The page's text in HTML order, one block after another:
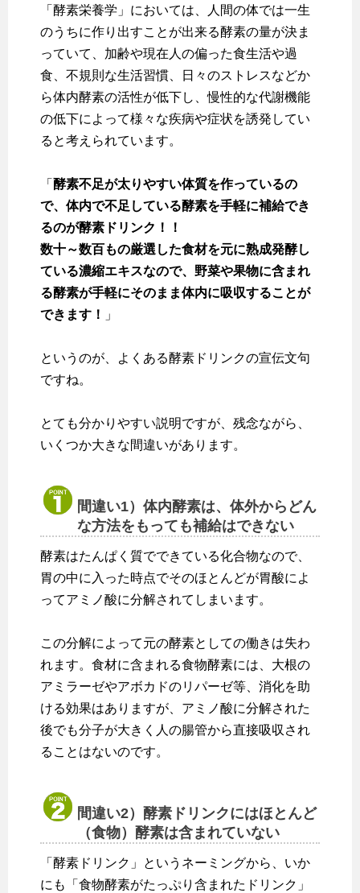
「酵素栄養学」においては、人間の体では一生
のうちに作り出すことが出来る酵素の量が決ま
っていて、加齢や現在人の偏った食生活や過
食、不規則な生活習慣、日々のストレスなどか
ら体内酵素の活性が低下し、慢性的な代謝機能
の低下によって様々な疾病や症状を誘発してい
ると考えられています。
「 酵素不足が太りやすい体質を作っているの
で、体内で不足している酵素を手軽に補給でき
るのが酵素ドリンク！！
数十～数百もの厳選した食材を元に熟成発酵し
ている濃縮エキスなので、野菜や果物に含まれ
る酵素が手軽にそのまま体内に吸収することが
できます！
」
というのが、よくある酵素ドリンクの宣伝文句
ですね。
とても分かりやすい説明ですが、残念ながら、
いくつか大きな間違いがあります。
間違い1）体内酵素は、体外からどん
な方法をもっても補給はできない
酵素はたんぱく質でできている化合物なので、
胃の中に入った時点でそのほとんどが胃酸によ
ってアミノ酸に分解されてしまいます。
この分解によって元の酵素としての働きは失わ
れます。食材に含まれる食物酵素には、大根の
アミラーゼやアボカドのリパーゼ等、消化を助
ける効果はありますが、アミノ酸に分解された
後でも分子が大きく人の腸管から直接吸収され
ることはないのです。
間違い2）酵素ドリンクにはほとんど
（食物）酵素は含まれていない
「酵素ドリンク」というネーミングから、いか
にも「食物酵素がたっぷり含まれたドリンク」